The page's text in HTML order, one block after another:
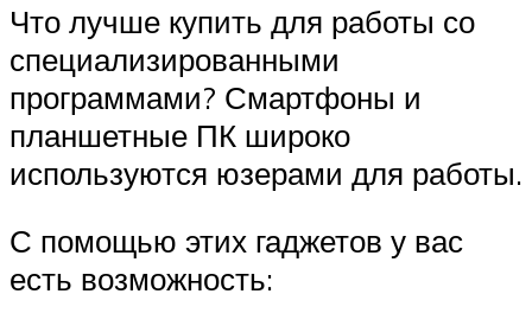
Что лучше купить для работы со
специализированными
программами? Смартфоны и
планшетные ПК широко
используются юзерами для работы.
С помощью этих гаджетов у вас
есть возможность: